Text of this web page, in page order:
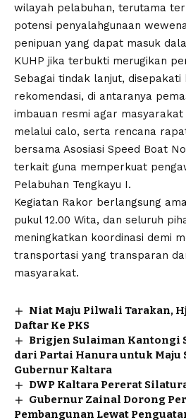
wilayah pelabuhan, terutama
potensi penyalahgunaan
penipuan yang dapat masuk
KUHP jika terbukti merugikan
Sebagai tindak lanjut, disepakati
rekomendasi, di antaranya
imbauan resmi agar
melalui calo, serta rencana
bersama Asosiasi Speed Boat
terkait guna memperkuat
Pelabuhan Tengkayu I.
Kegiatan Rakor berlangsung
pukul 12.00 Wita, dan seluruh
meningkatkan koordinasi demi
transportasi yang transparan
masyarakat.
Niat Maju Pilwali Tarakan,
Daftar Ke PKS
Brigjen Sulaiman Kantongi
dari Partai Hanura untuk Maju
Gubernur Kaltara
DWP Kaltara Pererat
Gubernur Zainal Dorong
Pembangunan Lewat